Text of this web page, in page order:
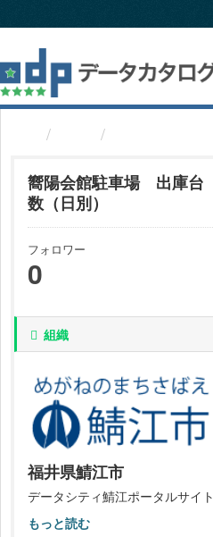
キ
プ
し
て
嚮陽会館駐車場 出庫台
数（日別）
フォロワー
0
組織
福井県鯖江市
データシティ鯖江ポータルサイト
もっと読む